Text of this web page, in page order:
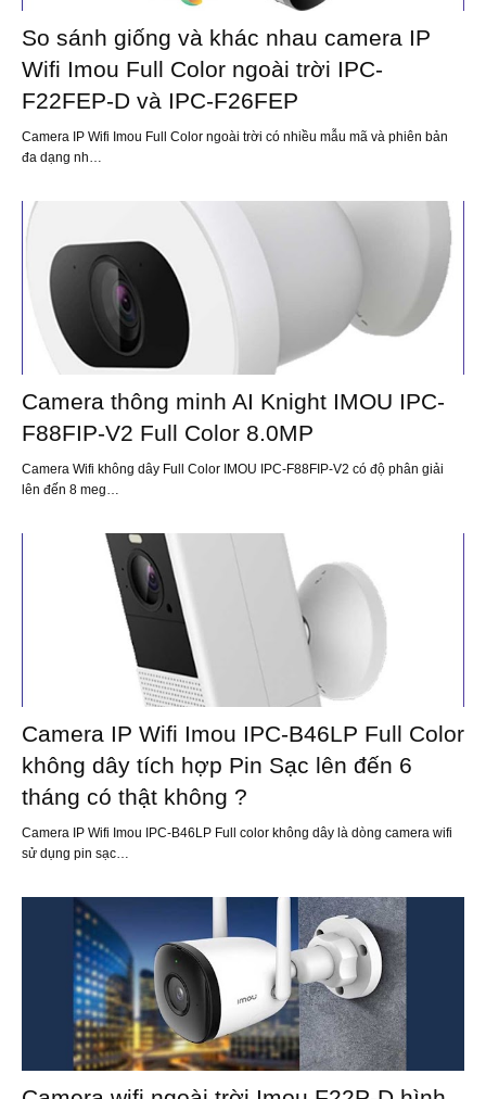
So sánh giống và khác nhau camera IP
Wifi Imou Full Color ngoài trời IPC-
F22FEP-D và IPC-F26FEP
Camera IP Wifi Imou Full Color ngoài trời có nhiều mẫu mã và phiên bản
đa dạng nh…
Camera thông minh AI Knight IMOU IPC-
F88FIP-V2 Full Color 8.0MP
Camera Wifi không dây Full Color IMOU IPC-F88FIP-V2 có độ phân giải
lên đến 8 meg…
Camera IP Wifi Imou IPC-B46LP Full Color
không dây tích hợp Pin Sạc lên đến 6
tháng có thật không ?
Camera IP Wifi Imou IPC-B46LP Full color không dây là dòng camera wifi
sử dụng pin sạc…